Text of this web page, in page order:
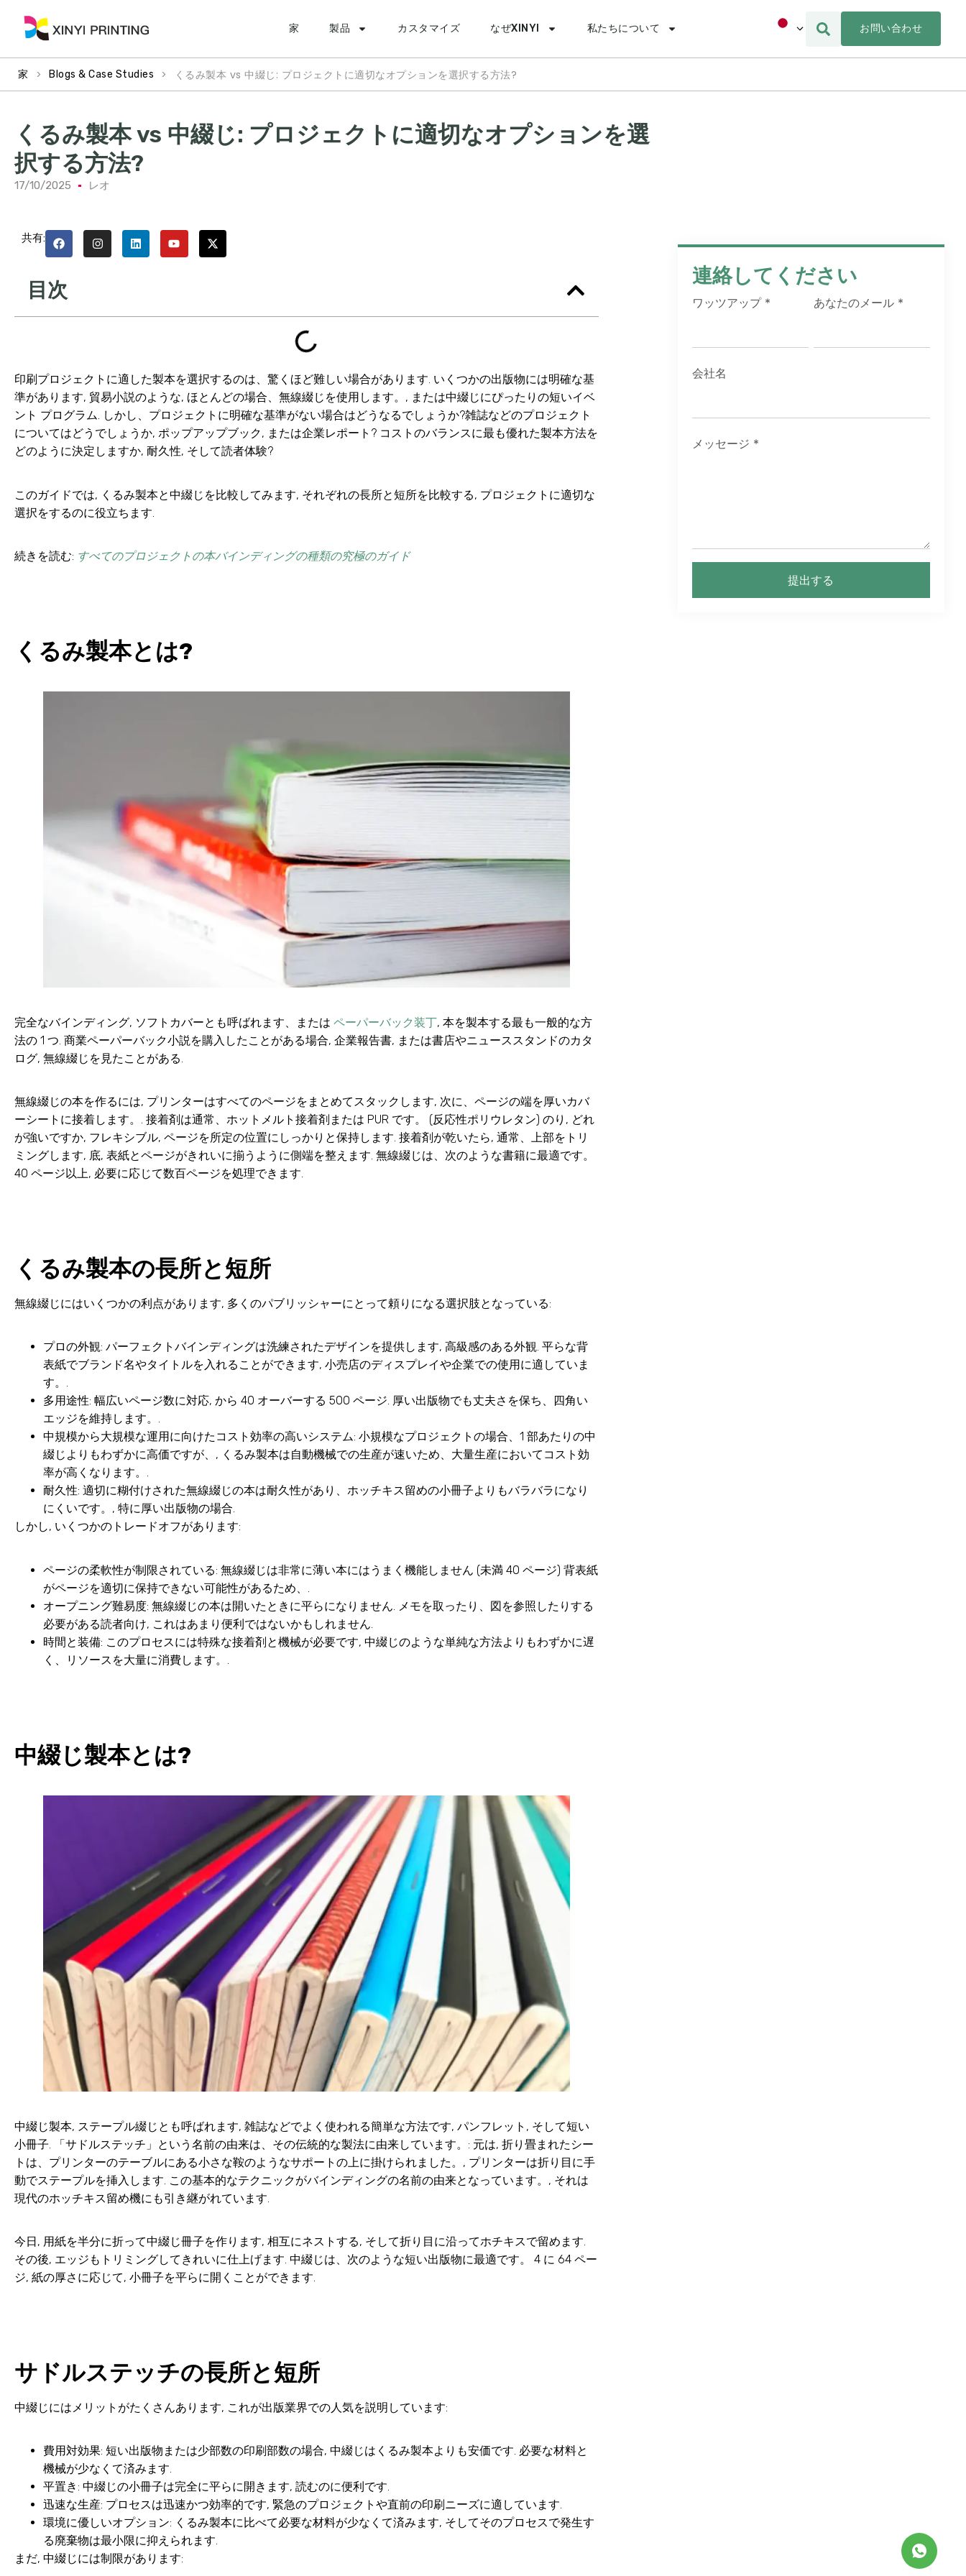
家 製品 カスタマイズ なぜXINYI 私たちについて お問い合わせ
家 > Blogs & Case Studies > くるみ製本 vs 中綴じ: プロジェクトに適切なオプションを選択する方法?
くるみ製本 vs 中綴じ: プロジェクトに適切なオプションを選
択する方法?
17/10/2025 レオ
共有:
目次
印刷プロジェクトに適した製本を選択するのは、驚くほど難しい場合があります. いくつかの出版物には明確な基
準があります, 貿易小説のような, ほとんどの場合、無線綴じを使用します。, または中綴じにぴったりの短いイベ
ント プログラム. しかし、プロジェクトに明確な基準がない場合はどうなるでしょうか?雑誌などのプロジェクト
についてはどうでしょうか, ポップアップブック, または企業レポート? コストのバランスに最も優れた製本方法を
どのように決定しますか, 耐久性, そして読者体験?
このガイドでは, くるみ製本と中綴じを比較してみます, それぞれの長所と短所を比較する, プロジェクトに適切な
選択をするのに役立ちます.
続きを読む: すべてのプロジェクトの本バインディングの種類の究極のガイド
くるみ製本とは?
完全なバインディング, ソフトカバーとも呼ばれます、または ペーパーバック装丁, 本を製本する最も一般的な方
法の 1 つ. 商業ペーパーバック小説を購入したことがある場合, 企業報告書, または書店やニューススタンドのカタ
ログ, 無線綴じを見たことがある.
無線綴じの本を作るには, プリンターはすべてのページをまとめてスタックします, 次に、ページの端を厚いカバ
ーシートに接着します。. 接着剤は通常、ホットメルト接着剤または PUR です。 (反応性ポリウレタン) のり, どれ
が強いですか, フレキシブル, ページを所定の位置にしっかりと保持します. 接着剤が乾いたら, 通常、上部をトリ
ミングします, 底, 表紙とページがきれいに揃うように側端を整えます. 無線綴じは、次のような書籍に最適です。
40 ページ以上, 必要に応じて数百ページを処理できます.
くるみ製本の長所と短所
無線綴じにはいくつかの利点があります, 多くのパブリッシャーにとって頼りになる選択肢となっている:
プロの外観: パーフェクトバインディングは洗練されたデザインを提供します, 高級感のある外観. 平らな背
表紙でブランド名やタイトルを入れることができます, 小売店のディスプレイや企業での使用に適していま
す。.
多用途性: 幅広いページ数に対応, から 40 オーバーする 500 ページ. 厚い出版物でも丈夫さを保ち、四角い
エッジを維持します。.
中規模から大規模な運用に向けたコスト効率の高いシステム: 小規模なプロジェクトの場合、1 部あたりの中
綴じよりもわずかに高価ですが、, くるみ製本は自動機械での生産が速いため、大量生産においてコスト効
率が高くなります。.
耐久性: 適切に糊付けされた無線綴じの本は耐久性があり、ホッチキス留めの小冊子よりもバラバラになり
にくいです。, 特に厚い出版物の場合.
しかし, いくつかのトレードオフがあります:
ページの柔軟性が制限されている: 無線綴じは非常に薄い本にはうまく機能しません (未満 40 ページ) 背表紙
がページを適切に保持できない可能性があるため、.
オープニング難易度: 無線綴じの本は開いたときに平らになりません. メモを取ったり、図を参照したりする
必要がある読者向け, これはあまり便利ではないかもしれません.
時間と装備: このプロセスには特殊な接着剤と機械が必要です, 中綴じのような単純な方法よりもわずかに遅
く、リソースを大量に消費します。.
中綴じ製本とは?
中綴じ製本, ステープル綴じとも呼ばれます, 雑誌などでよく使われる簡単な方法です, パンフレット, そして短い
小冊子. 「サドルステッチ」という名前の由来は、その伝統的な製法に由来しています。: 元は, 折り畳まれたシー
トは、プリンターのテーブルにある小さな鞍のようなサポートの上に掛けられました。, プリンターは折り目に手
動でステープルを挿入します. この基本的なテクニックがバインディングの名前の由来となっています。, それは
現代のホッチキス留め機にも引き継がれています.
今日, 用紙を半分に折って中綴じ冊子を作ります, 相互にネストする, そして折り目に沿ってホチキスで留めます.
その後, エッジもトリミングしてきれいに仕上げます. 中綴じは、次のような短い出版物に最適です。 4 に 64 ペー
ジ, 紙の厚さに応じて, 小冊子を平らに開くことができます.
サドルステッチの長所と短所
中綴じにはメリットがたくさんあります, これが出版業界での人気を説明しています:
費用対効果: 短い出版物または少部数の印刷部数の場合, 中綴じはくるみ製本よりも安価です. 必要な材料と
機械が少なくて済みます.
平置き : 中綴じの小冊子は完全に平らに開きます, 読むのに便利です.
迅速な生産: プロセスは迅速かつ効率的です, 緊急のプロジェクトや直前の印刷ニーズに適しています.
環境に優しいオプション: くるみ製本に比べて必要な材料が少なくて済みます, そしてそのプロセスで発生す
る廃棄物は最小限に抑えられます.
まだ, 中綴じには制限があります:
連絡してください
ワッツアップ * あなたのメール *
会社名
メッセージ *
提出する